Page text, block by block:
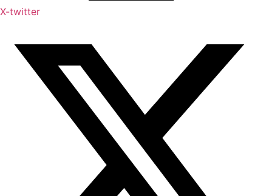
X-twitter